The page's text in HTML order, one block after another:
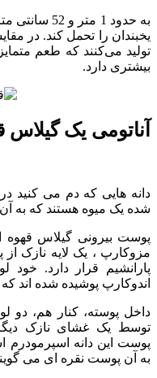
به حدود 1
یخبندان را تحمل کند. در
بیشتری دارد.
آناتومی یک گیلاس
دانه هایی که دم می کنید
شده یک میوه هستند که به
پوست بیرونی گیلاس قهوه
مزوکارپ ، یک لایه نازک از
پارانشیم قرار دارد. خود
اندوکارپ پوشیده شده اند
داخل پوسته، کنار هم، دو
توسط یک غشای نازک
پوست این دانه اسپرمودرم
به آن پوست نقره ای می